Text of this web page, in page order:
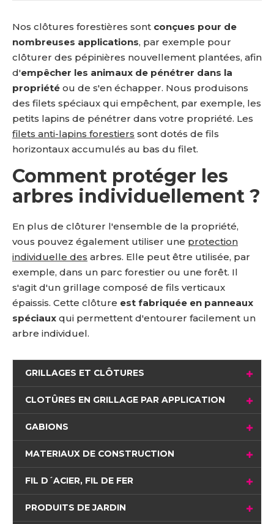
Nos clôtures forestières sont conçues pour de
nombreuses applications, par exemple pour
clôturer des pépinières nouvellement plantées, afin
d'empêcher les animaux de pénétrer dans la
propriété ou de s'en échapper. Nous produisons
des filets spéciaux qui empêchent, par exemple, les
petits lapins de pénétrer dans votre propriété. Les
filets anti-lapins forestiers sont dotés de fils
horizontaux accumulés au bas du filet.
Comment protéger les
arbres individuellement ?
En plus de clôturer l'ensemble de la propriété,
vous pouvez également utiliser une protection
individuelle des arbres. Elle peut être utilisée, par
exemple, dans un parc forestier ou une forêt. Il
s'agit d'un grillage composé de fils verticaux
épaissis. Cette clôture est fabriquée en panneaux
spéciaux qui permettent d'entourer facilement un
arbre individuel.
GRILLAGES ET CLÔTURES
CLOTÛRES EN GRILLAGE PAR APPLICATION
GABIONS
MATERIAUX DE CONSTRUCTION
FIL D´ACIER, FIL DE FER
PRODUITS DE JARDIN